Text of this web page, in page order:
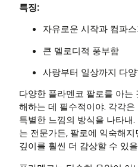
특징:
자유로운 시작과 컴파
큰 멜로디적 풍부함
사랑부터 일상까지 다
다양한 플라멘코 팔로를 아는
해하는 데 필수적이야. 각각
특별한 느낌의 방식을 나타내
는 전문가든, 팔로에 익숙해
깊이를 훨씬 더 감상할 수 있